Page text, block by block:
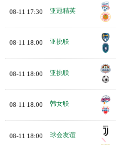
08-11 17:30 亚冠精英
08-11 18:00 亚挑联
08-11 18:00 亚挑联
08-11 18:00 韩女联
08-11 18:00 球会友谊